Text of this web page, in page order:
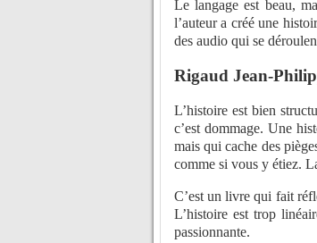
Le langage est beau,
l’auteur a créé une
des audio qui se
Rigaud Jean-
L’histoire est bien
c’est dommage. Une
mais qui cache des
comme si vous y étiez.
C’est un livre qui fait
L’histoire est trop
passionnante.